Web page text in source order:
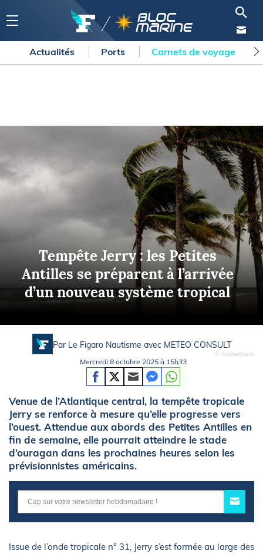
Actualités Ports Carnets de voyage
Tempête Jerry : les Petites
Antilles se préparent à l’arrivée
d’un nouveau système tropical
© AdobeStock
Par Le Figaro Nautisme avec METEO CONSULT
Mercredi 8 octobre 2025 à 15h33
Venue de l’Atlantique central, la tempête tropicale
Jerry se renforce à mesure qu’elle progresse vers
l’ouest. Attendue aux abords des Petites Antilles en
fin de semaine, elle pourrait atteindre le stade
d’ouragan dans les prochaines heures selon les
prévisionnistes américains.
Issue de l’onde tropicale n° 31, Jerry s’est formée au large des